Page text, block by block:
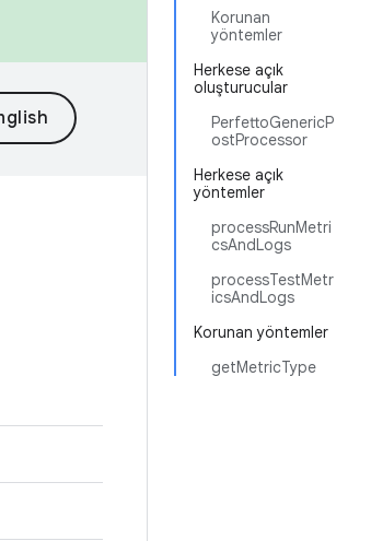
Korunan
yöntemler
Herkese açık
oluşturucular
PerfettoGenericP
ostProcessor
Herkese açık
yöntemler
processRunMetri
csAndLogs
processTestMetr
icsAndLogs
Korunan yöntemler
getMetricType